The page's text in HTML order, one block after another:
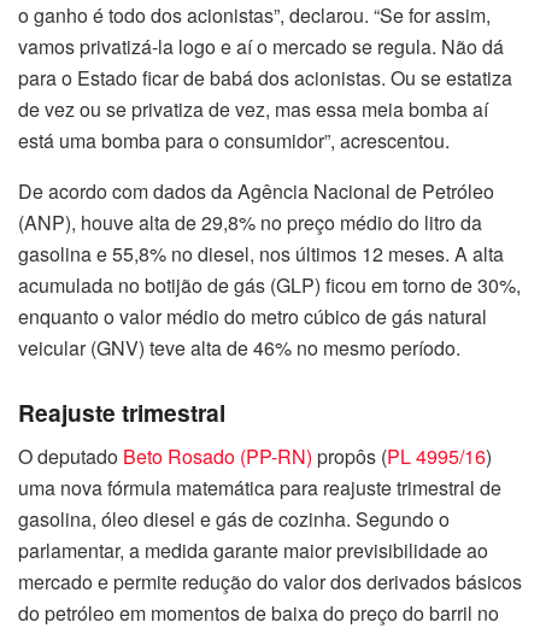
o ganho é todo dos acionistas”, declarou. “Se for assim,
vamos privatizá-la logo e aí o mercado se regula. Não dá
para o Estado ficar de babá dos acionistas. Ou se estatiza
de vez ou se privatiza de vez, mas essa meia bomba aí
está uma bomba para o consumidor”, acrescentou.
De acordo com dados da Agência Nacional de Petróleo
(ANP), houve alta de 29,8% no preço médio do litro da
gasolina e 55,8% no diesel, nos últimos 12 meses. A alta
acumulada no botijão de gás (GLP) ficou em torno de 30%,
enquanto o valor médio do metro cúbico de gás natural
veicular (GNV) teve alta de 46% no mesmo período.
Reajuste trimestral
O deputado Beto Rosado (PP-RN) propôs (PL 4995/16)
uma nova fórmula matemática para reajuste trimestral de
gasolina, óleo diesel e gás de cozinha. Segundo o
parlamentar, a medida garante maior previsibilidade ao
mercado e permite redução do valor dos derivados básicos
do petróleo em momentos de baixa do preço do barril no